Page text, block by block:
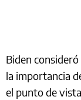
Biden
la importancia
el punto de